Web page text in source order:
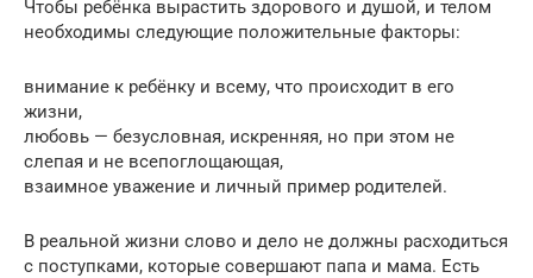
Чтобы ребёнка вырастить здорового и душой, и телом
необходимы следующие положительные факторы:
внимание к ребёнку и всему, что происходит в его
жизни,
любовь — безусловная, искренняя, но при этом не
слепая и не всепоглощающая,
взаимное уважение и личный пример родителей.
В реальной жизни слово и дело не должны расходиться
с поступками, которые совершают папа и мама. Есть